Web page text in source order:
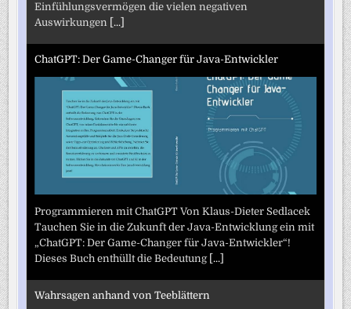
Einfühlungsvermögen die vielen negativen
Auswirkungen [...]
ChatGPT: Der Game-Changer für Java-Entwickler
Programmieren mit ChatGPT Von Klaus-Dieter Sedlacek
Tauchen Sie in die Zukunft der Java-Entwicklung ein mit
„ChatGPT: Der Game-Changer für Java-Entwickler“!
Dieses Buch enthüllt die Bedeutung [...]
Wahrsagen anhand von Teeblättern